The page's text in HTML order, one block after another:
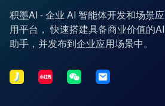
积墨AI - 企业 AI 智能体开发和场景应
用平台， 快速搭建具备商业价值的AI
助手，并发布到企业应用场景中。